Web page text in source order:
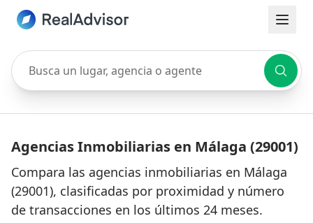
Busca un lugar, agencia o agente
Agencias Inmobiliarias en Málaga (29001)
Compara las agencias inmobiliarias en Málaga
(29001), clasificadas por proximidad y número
de transacciones en los últimos 24 meses.